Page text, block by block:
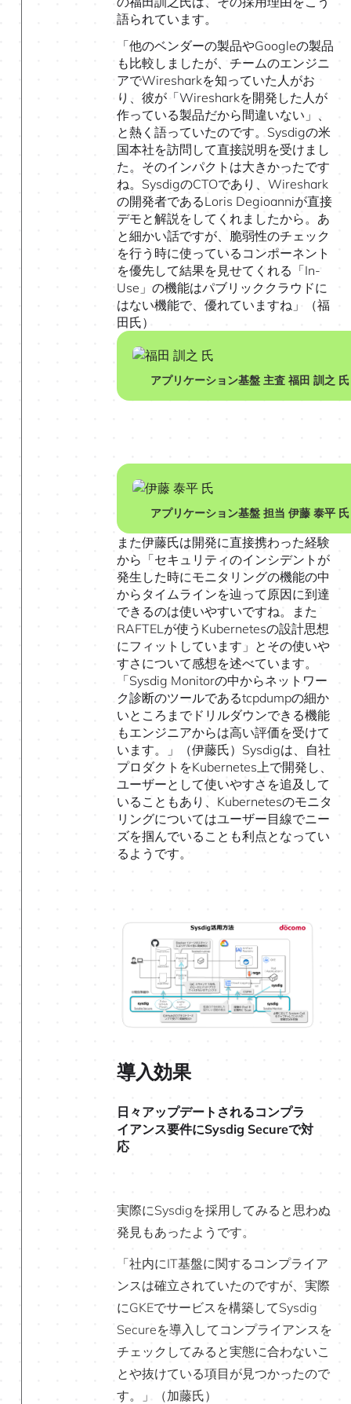
語られています。
「他のベンダーの製品やGoogleの製品
も比較しましたが、チームのエンジニ
アでWiresharkを知っていた人がお
り、彼が「Wiresharkを開発した人が
作っている製品だから間違いない」、
と熱く語っていたのです。Sysdigの米
国本社を訪問して直接説明を受けまし
た。そのインパクトは大きかったです
ね。SysdigのCTOであり、Wireshark
の開発者であるLoris Degioanniが直接
デモと解説をしてくれましたから。あ
と細かい話ですが、脆弱性のチェック
を行う時に使っているコンポーネント
を優先して結果を見せてくれる「In-
Use」の機能はパブリッククラウドに
はない機能で、優れていますね」（福
田氏）
アプリケーション基盤 主査 福田 訓之 氏
アプリケーション基盤 担当 伊藤 泰平 氏
また伊藤氏は開発に直接携わった経験
から「セキュリティのインシデントが
発生した時にモニタリングの機能の中
からタイムラインを辿って原因に到達
できるのは使いやすいですね。また
RAFTELが使うKubernetesの設計思想
にフィットしています」とその使いや
すさについて感想を述べています。
「Sysdig Monitorの中からネットワー
ク診断のツールであるtcpdumpの細か
いところまでドリルダウンできる機能
もエンジニアからは高い評価を受けて
います。」（伊藤氏）Sysdigは、自社
プロダクトをKubernetes上で開発し、
ユーザーとして使いやすさを追及して
いることもあり、Kubernetesのモニタ
リングについてはユーザー目線でニー
ズを掴んでいることも利点となってい
るようです。
導入効果
日々アップデートされるコンプラ
イアンス要件にSysdig Secureで対
応
実際にSysdigを採用してみると思わぬ
発見もあったようです。
「社内にIT基盤に関するコンプライア
ンスは確立されていたのですが、実際
にGKEでサービスを構築してSysdig
Secureを導入してコンプライアンスを
チェックしてみると実態に合わないこ
とや抜けている項目が見つかったので
す。」（加藤氏）